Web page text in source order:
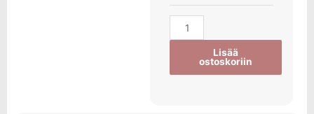
Lisää
ostoskoriin